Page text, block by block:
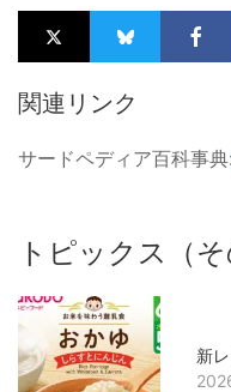
関連リンク
サードペディア百科事典:
トピックス（そ
新